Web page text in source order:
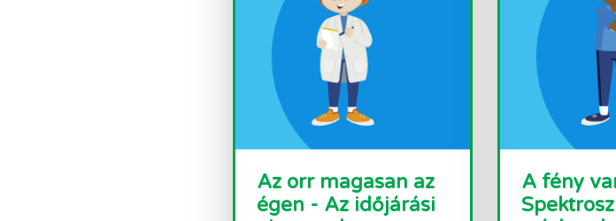
Az orr magasan az
égen - Az időjárási
A fény